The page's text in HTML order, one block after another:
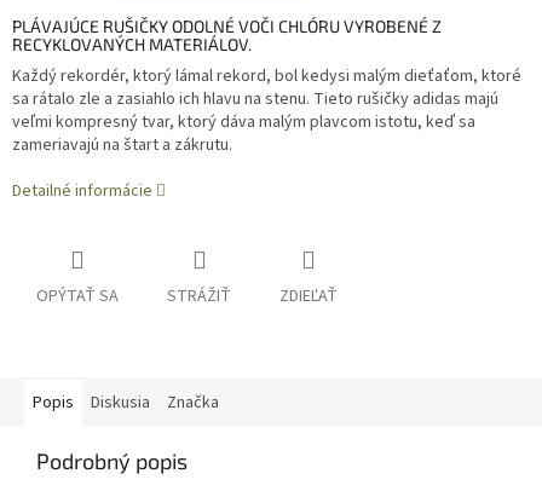
PLÁVAJÚCE RUŠIČKY ODOLNÉ VOČI CHLÓRU VYROBENÉ Z
RECYKLOVANÝCH MATERIÁLOV.
Každý rekordér, ktorý lámal rekord, bol kedysi malým dieťaťom, ktoré
sa rátalo zle a zasiahlo ich hlavu na stenu. Tieto rušičky adidas majú
veľmi kompresný tvar, ktorý dáva malým plavcom istotu, keď sa
zameriavajú na štart a zákrutu.
Detailné informácie
OPÝTAŤ SA STRÁŽIŤ ZDIEĽAŤ
Popis Diskusia Značka
Podrobný popis